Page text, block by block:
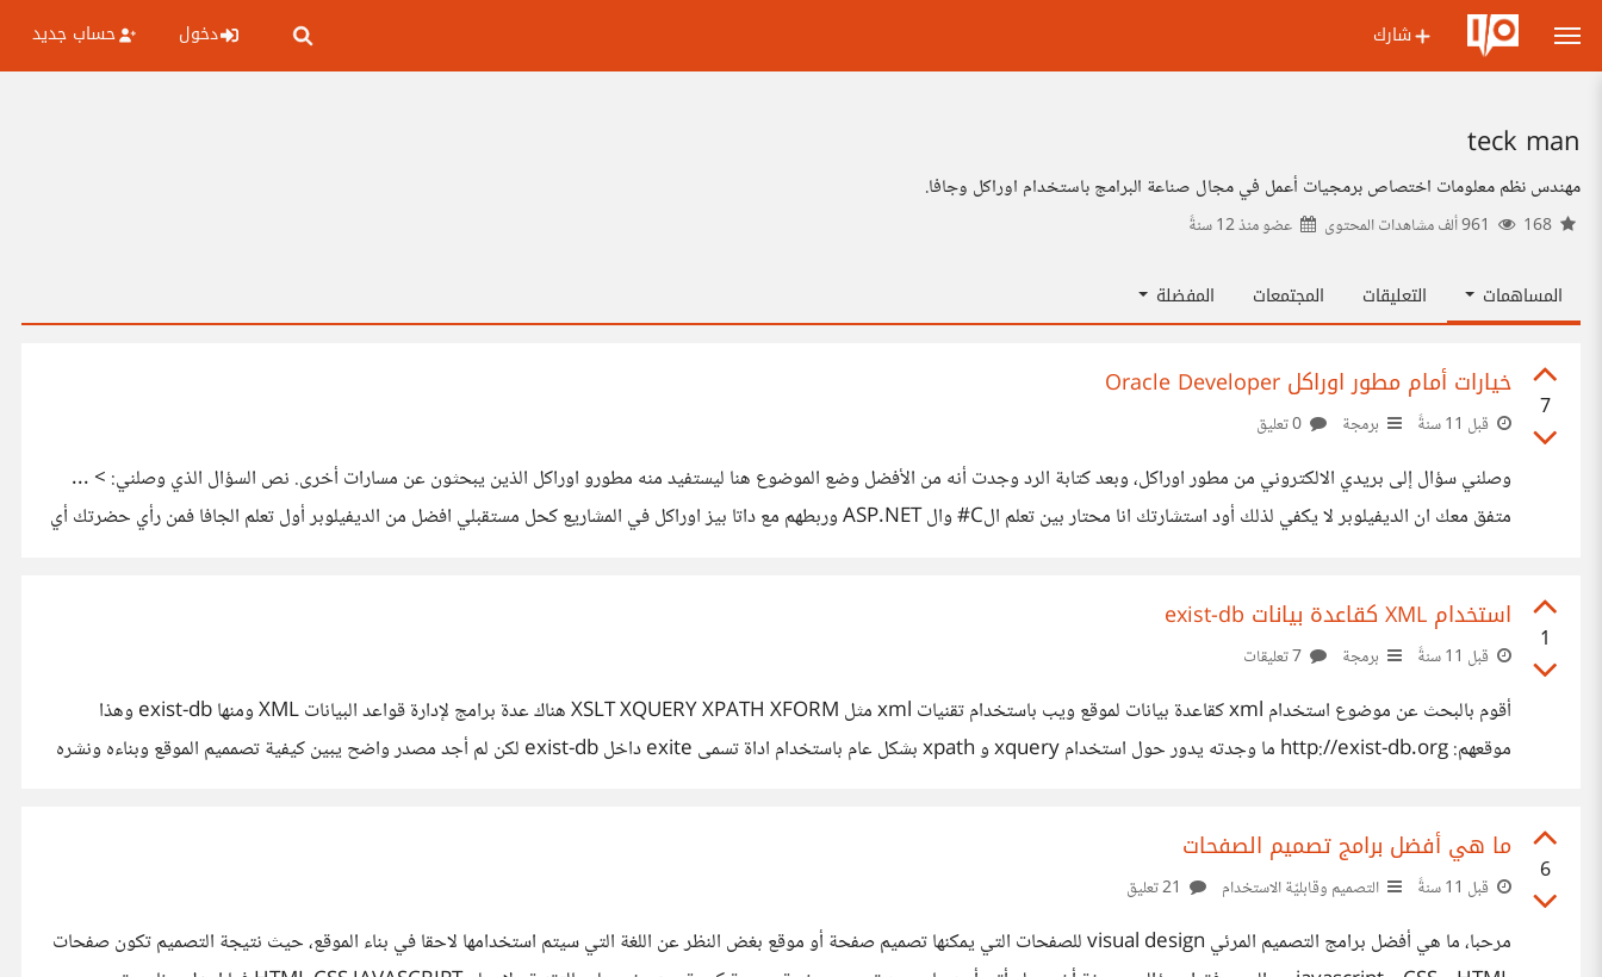
شارك دخول حساب جديد
teck man
مهندس نظم معلومات اختصاص برمجيات أعمل في مجال صناعة البرامج باستخدام اوراكل وجافا.
عضو منذ12 سنةً
المساهمات التعليقات المجتمعات المفضلة
7
خيارات أمام مطور اوراكل Oracle Developer
قبل 11 سنةً برمجة
وصلني سؤال إلى بريدي الالكتروني من مطور اوراكل، وبعد كتابة الرد وجدت أنه من الأفضل وضع الموضوع هنا ليستفيد منه مطورو اوراكل الذين يبحثون عن مسارات أخرى. نص السؤال الذي وصلني: > ...
متفق معك ان الديفيلوبر لا يكفي لذلك أود استشارتك انا محتار بين تعلم الC# وال ASP.NET وربطهم مع داتا بيز اوراكل في المشاريع كحل مستقبلي افضل من الديفيلوبر أول تعلم الجافا فمن رأي حضرتك أي
1
استخدام XML كقاعدة بيانات exist-db
قبل 11 سنةً برمجة
أقوم بالبحث عن موضوع استخدام xml كقاعدة بيانات لموقع ويب باستخدام تقنيات xml مثل XSLT XQUERY XPATH XFORM هناك عدة برامج لإدارة قواعد البيانات XML ومنها exist-db وهذا
موقعهم: http://exist-db.org ما وجدته يدور حول استخدام xquery و xpath بشكل عام باستخدام اداة تسمى exite داخل exist-db لكن لم أجد مصدر واضح يبين كيفية تصمميم الموقع وبناءه ونشره
6
ما هي أفضل برامج تصميم الصفحات
قبل 11 سنةً التصميم وقابليّة الاستخدام
مرحبا، ما هي أفضل برامج التصميم المرئي visual design للصفحات التي يمكنها تصميم صفحة أو موقع بغض النظر عن اللغة التي سيتم استخدامها لاحقا في بناء الموقع، حيث نتيجة التصميم تكون صفحات